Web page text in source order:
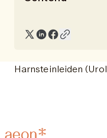
Harnsteinleiden